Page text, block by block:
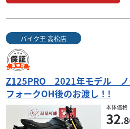
バイク王 高松店
Z125PRO 2021年モデル
フォークOH後のお渡し！!
本体価格
32